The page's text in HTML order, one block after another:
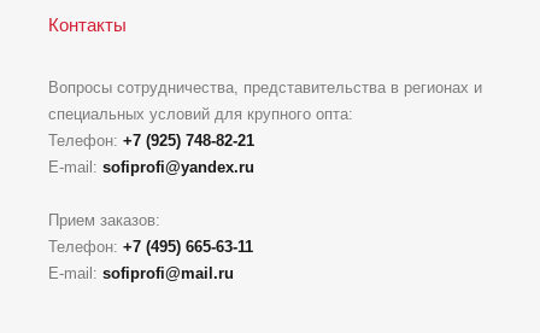
Контакты
Вопросы сотрудничества, представительства в регионах и
специальных условий для крупного опта:
Телефон: +7 (925) 748-82-21
E-mail: sofiprofi@yandex.ru
Прием заказов:
Телефон: +7 (495) 665-63-11
E-mail: sofiprofi@mail.ru